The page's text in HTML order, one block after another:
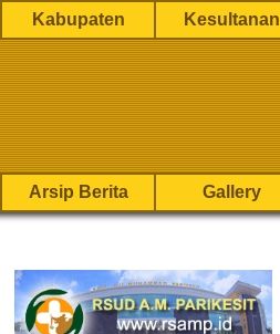
Kabupaten Kesultanan
Arsip Berita Gallery